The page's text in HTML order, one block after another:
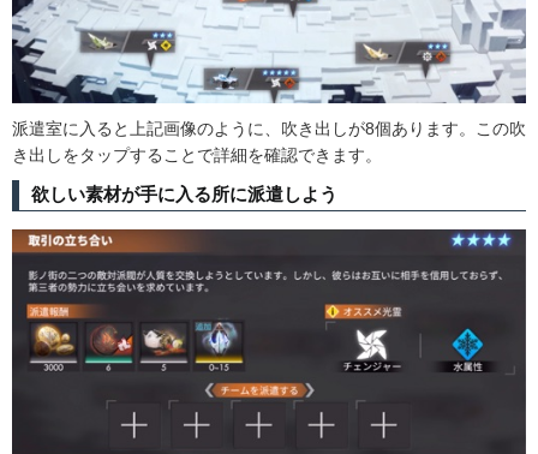
派遣室に入ると上記画像のように、吹き出しが8個あります。この吹
き出しをタップすることで詳細を確認できます。
欲しい素材が手に入る所に派遣しよう